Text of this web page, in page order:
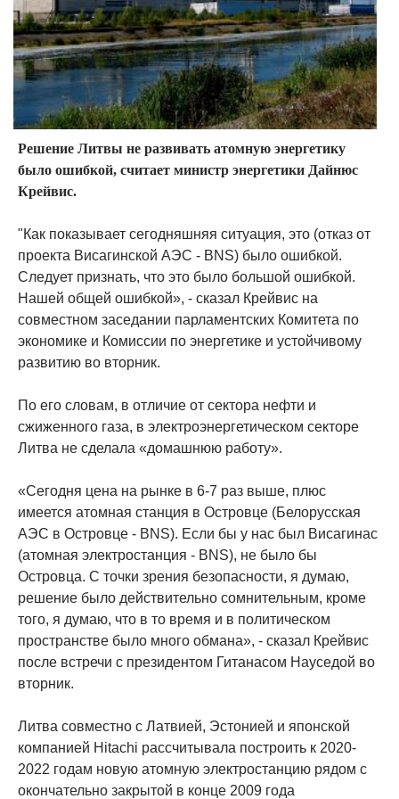
Решение Литвы не развивать атомную энергетику
было ошибкой, считает министр энергетики Дайнюс
Крейвис.
"Как показывает сегодняшняя ситуация, это (отказ от
проекта Висагинской АЭС - BNS) было ошибкой.
Следует признать, что это было большой ошибкой.
Нашей общей ошибкой», - сказал Крейвис на
совместном заседании парламентских Комитета по
экономике и Комиссии по энергетике и устойчивому
развитию во вторник.
По его словам, в отличие от сектора нефти и
сжиженного газа, в электроэнергетическом секторе
Литва не сделала «домашнюю работу».
«Сегодня цена на рынке в 6-7 раз выше, плюс
имеется атомная станция в Островце (Белорусская
АЭС в Островце - BNS). Если бы у нас был Висагинас
(атомная электростанция - BNS), не было бы
Островца. С точки зрения безопасности, я думаю,
решение было действительно сомнительным, кроме
того, я думаю, что в то время и в политическом
пространстве было много обмана», - сказал Крейвис
после встречи с президентом Гитанасом Науседой во
вторник.
Литва совместно с Латвией, Эстонией и японской
компанией Hitachi рассчитывала построить к 2020-
2022 годам новую атомную электростанцию ​​рядом с
окончательно закрытой в конце 2009 года